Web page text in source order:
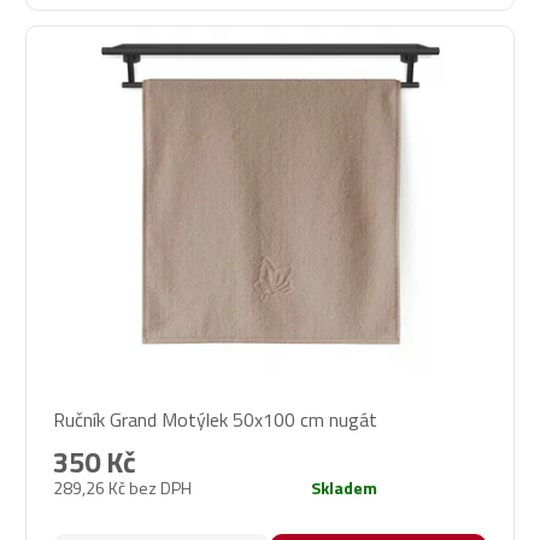
Ručník Grand Motýlek 50x100 cm nugát
289,26 Kč bez DPH
350 Kč
Skladem